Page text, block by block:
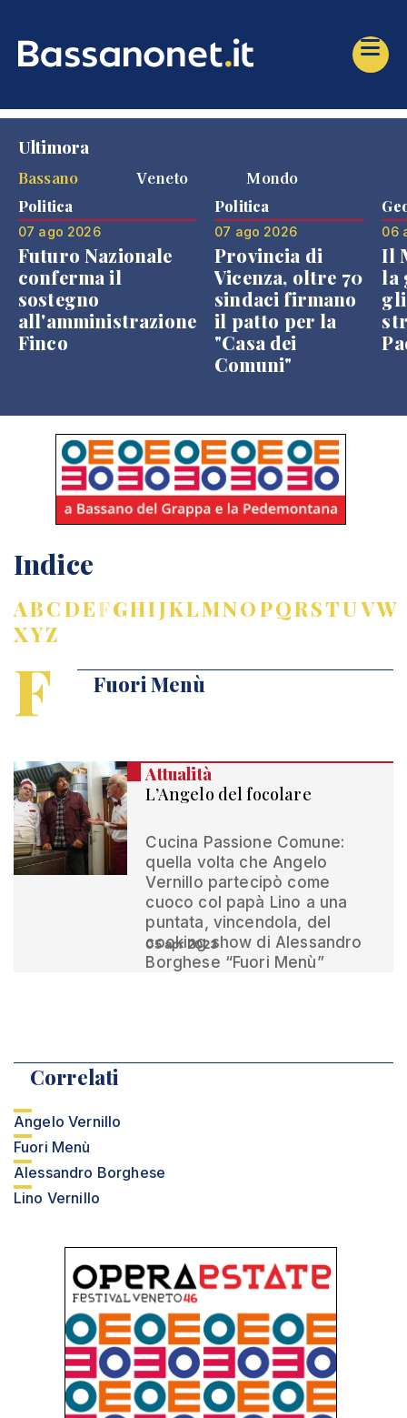
Ultimora
Bassano
Veneto Mondo
Politica
07 ago 2026
Futuro Nazionale
conferma il
sostegno
all'amministrazione
Finco
Politica
07 ago 2026
Provincia di
Vicenza, oltre 70
sindaci firmano
il patto per la
"Casa dei
Comuni"
06
Il
la
Indice
ABCDEFGHIJKLMNOPQRSTUVW
XYZ
F Fuori Menù
Attualità
L’Angelo del focolare
Cucina Passione Comune:
quella volta che Angelo
Vernillo partecipò come
cuoco col papà Lino a una
puntata, vincendola, del
cooking show di Alessandro
Borghese “Fuori Menù”
05 apr 2023
Correlati
Angelo Vernillo
Fuori Menù
Alessandro Borghese
Lino Vernillo